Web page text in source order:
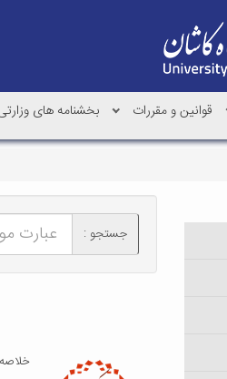
قوانین و مقررات بخشنامه های
جستجو :
خلاصه